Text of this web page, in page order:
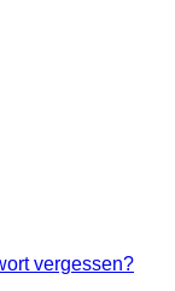
vergessen?